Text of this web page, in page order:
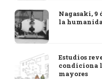
Nagasaki, 9
la
Estudios
condiciona
mayores